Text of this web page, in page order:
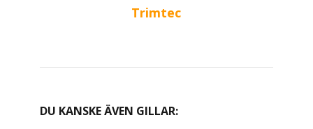
Trimtec
DU KANSKE ÄVEN GILLAR: